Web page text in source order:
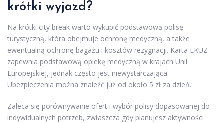
krótki wyjazd?
Na krótki city break warto wykupić podstawową polisę
turystyczną, która obejmuje ochronę medyczną, a także
ewentualną ochronę bagażu i kosztów rezygnacji. Karta EKUZ
zapewnia podstawową opiekę medyczną w krajach Unii
Europejskiej, jednak często jest niewystarczająca.
Ubezpieczenia można znaleźć już od około 5 zł za dzień.
Zaleca się porównywanie ofert i wybór polisy dopasowanej do
indywidualnych potrzeb, zwłaszcza gdy planujesz aktywności